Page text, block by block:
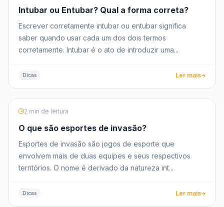
Intubar ou Entubar? Qual a forma correta?
Escrever corretamente intubar ou entubar significa
saber quando usar cada um dos dois termos
corretamente. Intubar é o ato de introduzir uma...
Dicas Ler mais
2 min de leitura
O que são esportes de invasão?
Esportes de invasão são jogos de esporte que
envolvem mais de duas equipes e seus respectivos
territórios. O nome é derivado da natureza int...
Dicas Ler mais